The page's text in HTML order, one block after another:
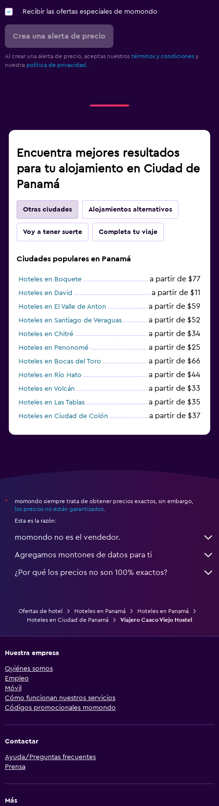
Recibir las ofertas especiales de momondo
Crea una alerta de precio
Al crear una alerta de precio, aceptas nuestros términos y condiciones y
nuestra política de privacidad.
Encuentra mejores resultados
para tu alojamiento en Ciudad de
Panamá
Otras ciudades Alojamientos alternativos
Voy a tener suerte Completa tu viaje
Ciudades populares en Panamá
Hoteles en Boquete a partir de $77
Hoteles en David a partir de $11
Hoteles en El Valle de Anton a partir de $59
Hoteles en Santiago de Veraguas a partir de $52
Hoteles en Chitré a partir de $34
Hoteles en Penonomé a partir de $25
Hoteles en Bocas del Toro a partir de $66
Hoteles en Río Hato a partir de $44
Hoteles en Volcán a partir de $33
Hoteles en Las Tablas a partir de $35
Hoteles en Ciudad de Colón a partir de $37
*
momondo siempre trata de obtener precios exactos, sin embargo,
los precios no están garantizados
Esta es la razón:
momondo no es el vendedor.
Agregamos montones de datos para ti
¿Por qué los precios no son 100% exactos?
Ofertas de hotel Hoteles en Panamá
Hoteles en Panamá
Hoteles en Ciudad de Panamá
Viajero Casco Viejo Hostel
Nuestra empresa
Quiénes somos
Empleo
Móvil
Cómo funcionan nuestros servicios
Códigos promocionales momondo
Contactar
Ayuda/Preguntas frecuentes
Prensa
Más